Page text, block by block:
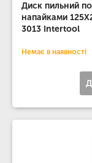
Диск пильний
напайками
3013 Intertool
Немає в наявності